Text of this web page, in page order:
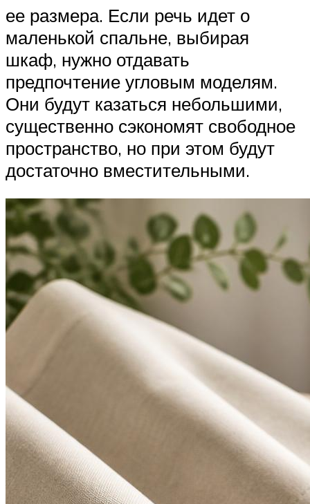
ее размера. Если речь идет о
маленькой спальне, выбирая
шкаф, нужно отдавать
предпочтение угловым моделям.
Они будут казаться небольшими,
существенно сэкономят свободное
пространство, но при этом будут
достаточно вместительными.